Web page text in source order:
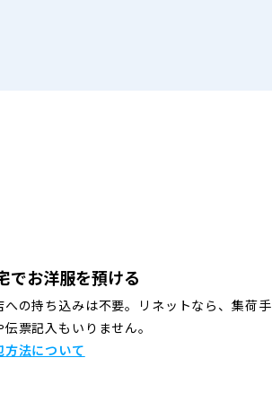
でお洋服を預ける
への持ち込みは不要。リネットなら、集荷手
伝票記入もいりません。
方法について